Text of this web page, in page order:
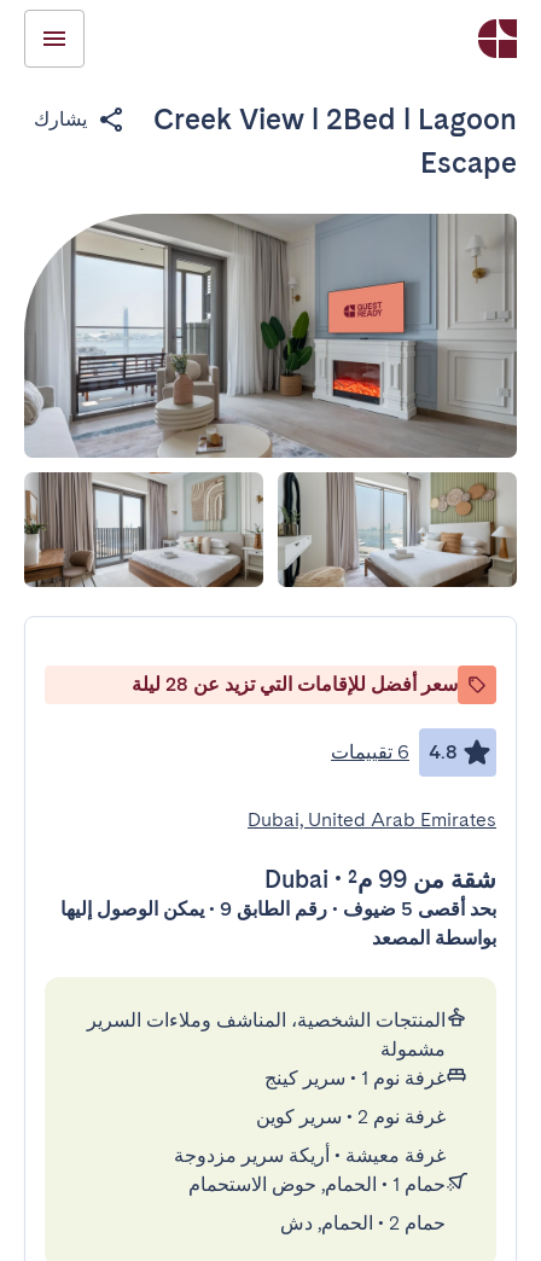
Creek View l 2Bed l Lagoon
Escape
يشارك
سعر أفضل للإقامات التي تزيد عن 28 ليلة
4.8 6 تقييمات
Dubai, United Arab Emirates
شقة من 99 م² •
Dubai
بحد أقصى 5 ضيوف • رقم الطابق 9 • يمكن الوصول إليها
بواسطة المصعد
المنتجات الشخصية، المناشف وملاءات السرير
مشمولة
غرفة نوم 1
• سرير كينج
غرفة نوم 2
• سرير كوين
غرفة معيشة • أريكة سرير مزدوجة
حمام 1
• الحمام, حوض الاستحمام
حمام 2
• الحمام, دش